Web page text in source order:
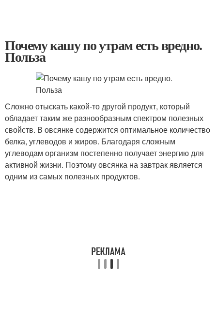
Почему кашу по утрам есть вредно.
Польза
Сложно отыскать какой-то другой продукт, который
обладает таким же разнообразным спектром полезных
свойств. В овсянке содержится оптимальное количество
белка, углеводов и жиров. Благодаря сложным
углеводам организм постепенно получает энергию для
активной жизни. Поэтому овсянка на завтрак является
одним из самых полезных продуктов.